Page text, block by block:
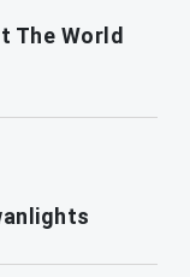
The World